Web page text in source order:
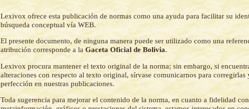
Lexivox ofrece esta publicación de normas como una ayuda para facilitar su
búsqueda conceptual vía WEB.
El presente documento, de ninguna manera puede ser utilizado como una
atribución corresponde a laGaceta Oficial de Bolivia.
Lexivox procura mantener el texto original de la norma; sin embargo, si
alteraciones con respecto al texto original, sírvase comunicarnos para
perfección en nuestras publicaciones.
Toda sugerencia para mejorar el contenido de la norma, en cuanto a fidelidad